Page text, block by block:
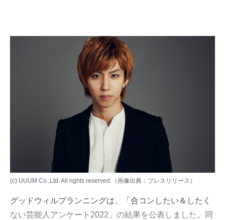
(c) UUUM Co.,Ltd. All rights reserved.（画像出典： プレスリリース ）
グッドウィルプランニングは、「合コンしたい＆したく
ない芸能人アンケート2022」の結果を公表しました。同